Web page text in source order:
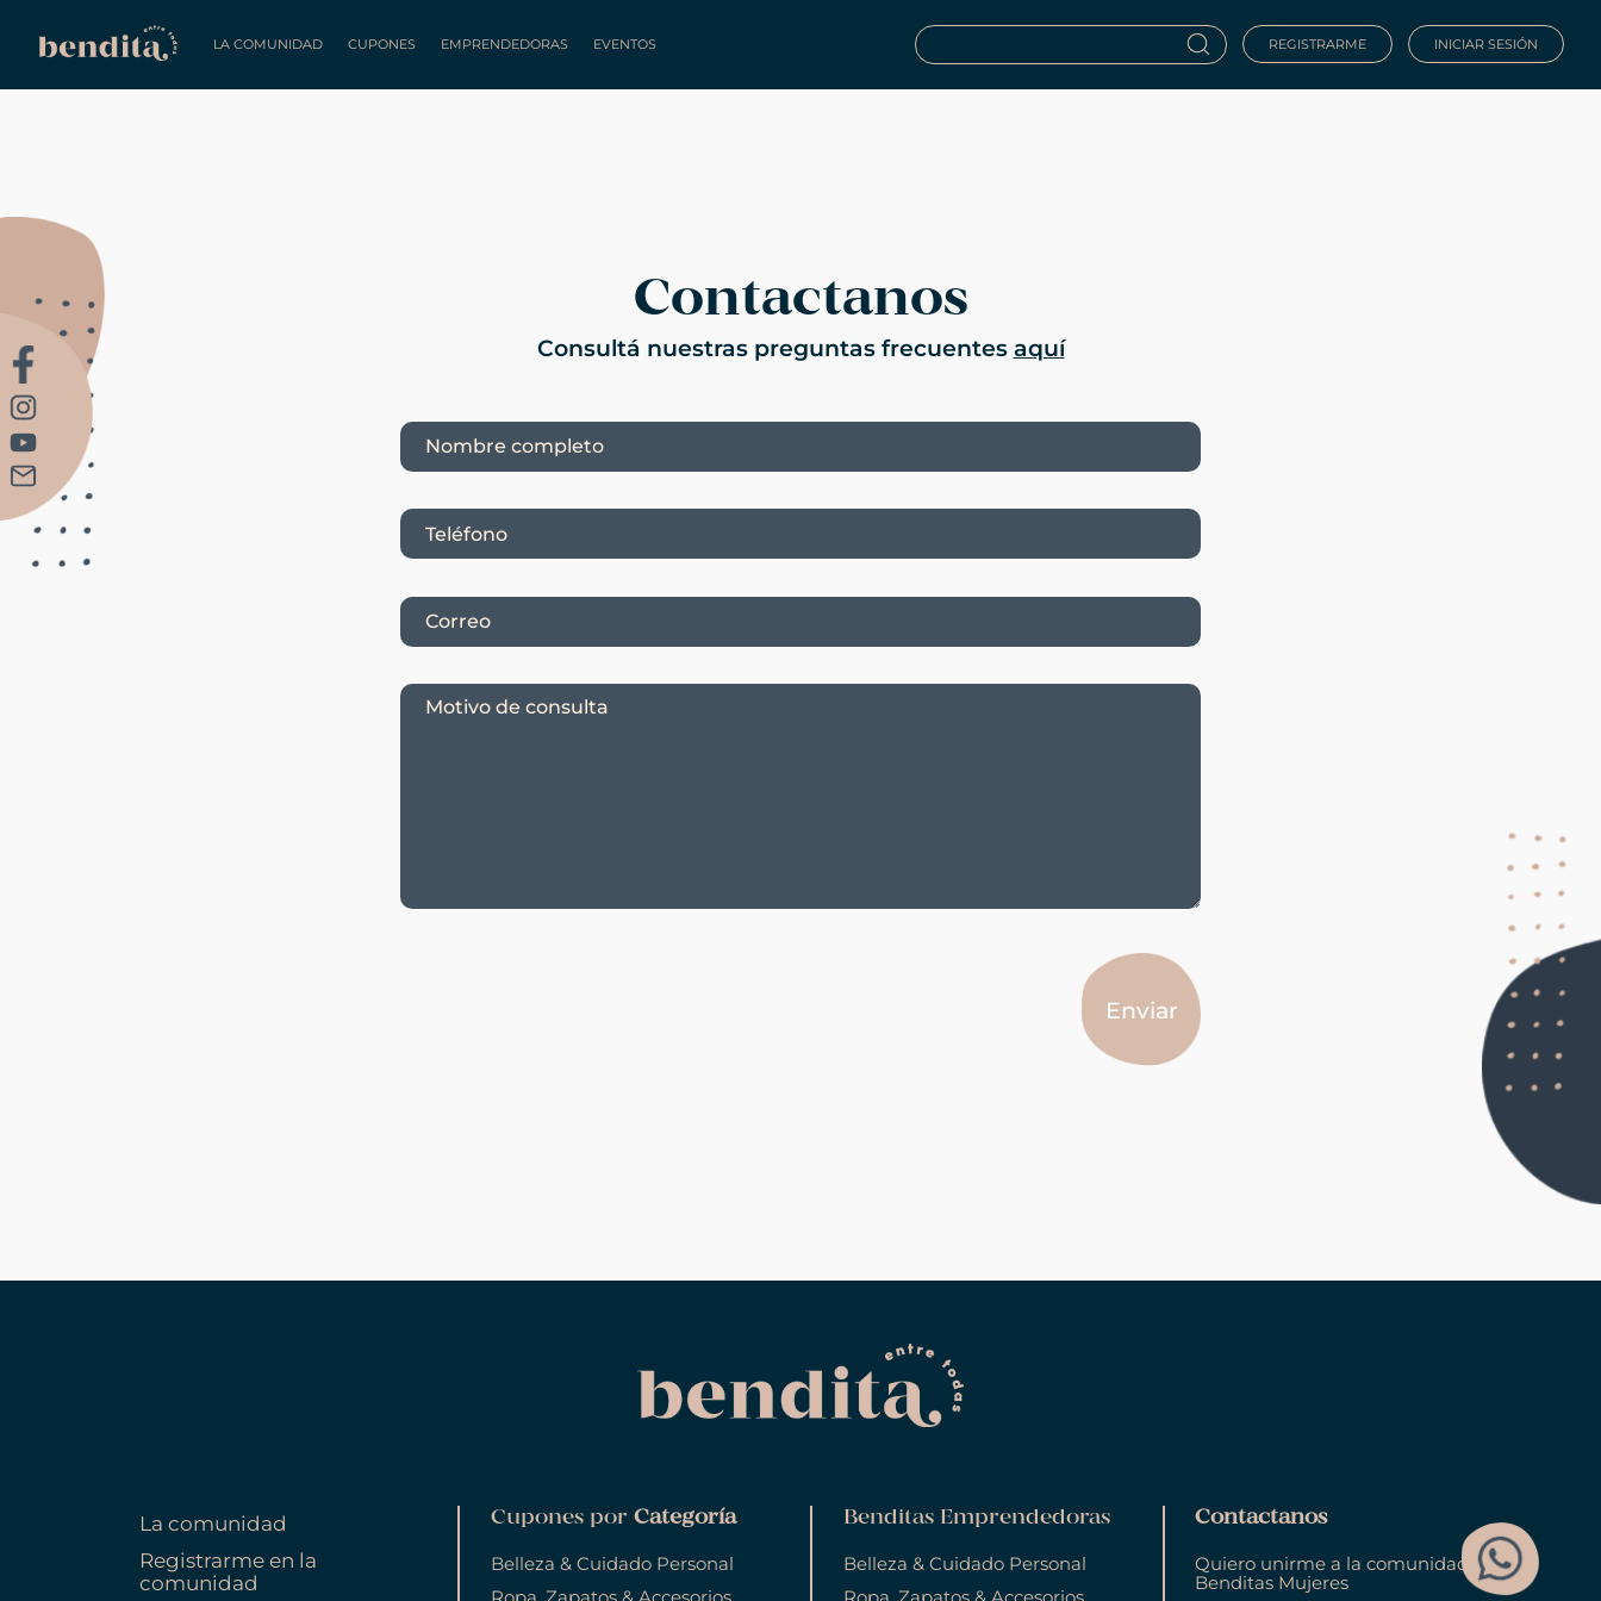
LA COMUNIDAD CUPONES EMPRENDEDORAS EVENTOS REGISTRARME INICIAR SESIÓN
Contactanos
Consultá nuestras preguntas frecuentes aquí
La comunidad
Registrarme en la
comunidad
Cupones porCategoría
Belleza & Cuidado Personal
Benditas Emprendedoras
Belleza & Cuidado Personal
Contactanos
Quiero unirme a la comunidad
Benditas Mujeres